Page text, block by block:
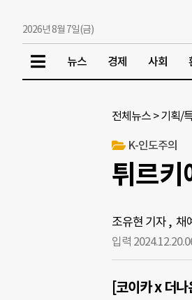
2026년 8월 7일(금)
뉴스 경제 사회
전체뉴스 >기획/
K-인도주의
튀르키
조유현 기자, 채
입력 2024.12.20.
[코이카 x 더